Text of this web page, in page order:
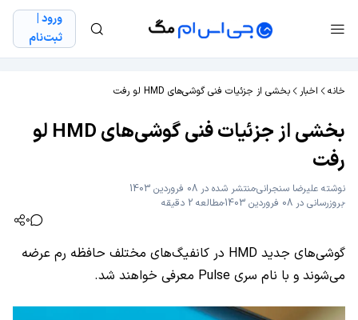
ورود |
ثبت‌نام
خانه اخبار بخشی از جزئيات فنی گوشی‌های HMD لو رفت
بخشی از جزئيات فنی گوشی‌های HMD لو
رفت
نوشته علیرضا سنجرانیمنتشر شده در 08 فروردین 1403
بروزرسانی در 08 فروردین 1403
مطالعه 2 دقیقه
0
گوشی‌های جدید HMD در کانفیگ‌های مختلف حافظه رم عرضه
می‌شوند و با نام سری Pulse معرفی خواهند شد.